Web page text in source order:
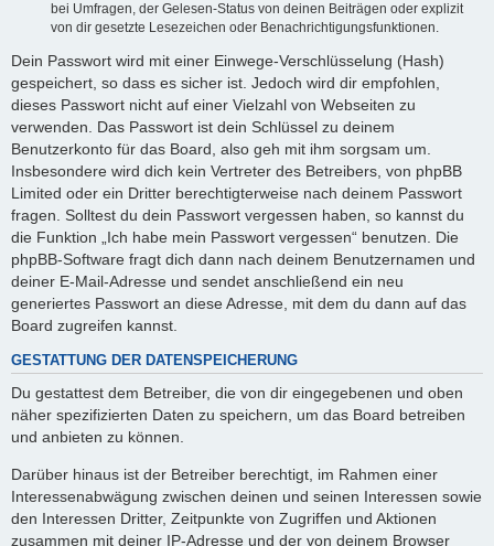
bei Umfragen, der Gelesen-Status von deinen Beiträgen oder explizit
von dir gesetzte Lesezeichen oder Benachrichtigungsfunktionen.
Dein Passwort wird mit einer Einwege-Verschlüsselung (Hash)
gespeichert, so dass es sicher ist. Jedoch wird dir empfohlen,
dieses Passwort nicht auf einer Vielzahl von Webseiten zu
verwenden. Das Passwort ist dein Schlüssel zu deinem
Benutzerkonto für das Board, also geh mit ihm sorgsam um.
Insbesondere wird dich kein Vertreter des Betreibers, von phpBB
Limited oder ein Dritter berechtigterweise nach deinem Passwort
fragen. Solltest du dein Passwort vergessen haben, so kannst du
die Funktion „Ich habe mein Passwort vergessen“ benutzen. Die
phpBB-Software fragt dich dann nach deinem Benutzernamen und
deiner E-Mail-Adresse und sendet anschließend ein neu
generiertes Passwort an diese Adresse, mit dem du dann auf das
Board zugreifen kannst.
GESTATTUNG DER DATENSPEICHERUNG
Du gestattest dem Betreiber, die von dir eingegebenen und oben
näher spezifizierten Daten zu speichern, um das Board betreiben
und anbieten zu können.
Darüber hinaus ist der Betreiber berechtigt, im Rahmen einer
Interessenabwägung zwischen deinen und seinen Interessen sowie
den Interessen Dritter, Zeitpunkte von Zugriffen und Aktionen
zusammen mit deiner IP-Adresse und der von deinem Browser